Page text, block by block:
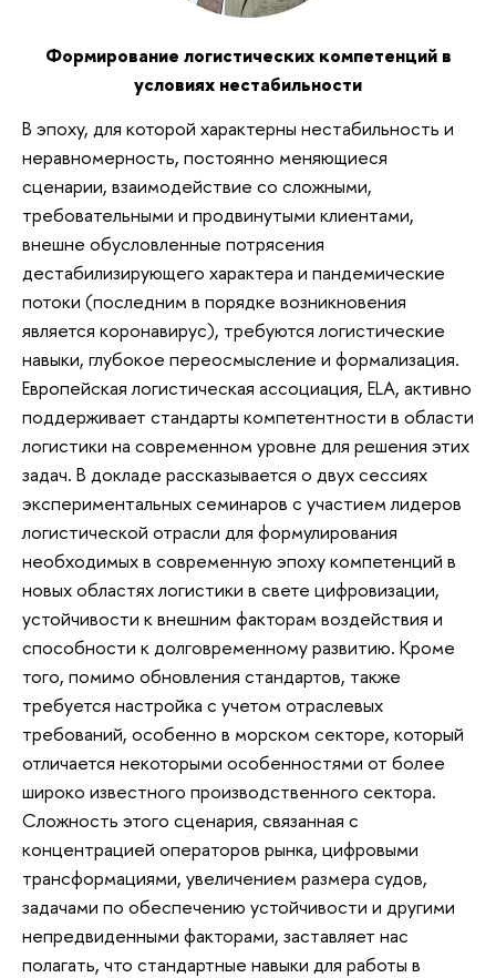
Формирование логистических компетенций в
условиях нестабильности
В эпоху, для которой характерны нестабильность и
неравномерность, постоянно меняющиеся
сценарии, взаимодействие со сложными,
требовательными и продвинутыми клиентами,
внешне обусловленные потрясения
дестабилизирующего характера и пандемические
потоки (последним в порядке возникновения
является коронавирус), требуются логистические
навыки, глубокое переосмысление и формализация.
Европейская логистическая ассоциация, ELA, активно
поддерживает стандарты компетентности в области
логистики на современном уровне для решения этих
задач. В докладе рассказывается о двух сессиях
экспериментальных семинаров с участием лидеров
логистической отрасли для формулирования
необходимых в современную эпоху компетенций в
новых областях логистики в свете цифровизации,
устойчивости к внешним факторам воздействия и
способности к долговременному развитию. Кроме
того, помимо обновления стандартов, также
требуется настройка с учетом отраслевых
требований, особенно в морском секторе, который
отличается некоторыми особенностями от более
широко известного производственного сектора.
Сложность этого сценария, связанная с
концентрацией операторов рынка, цифровыми
трансформациями, увеличением размера судов,
задачами по обеспечению устойчивости и другими
непредвиденными факторами, заставляет нас
полагать, что стандартные навыки для работы в